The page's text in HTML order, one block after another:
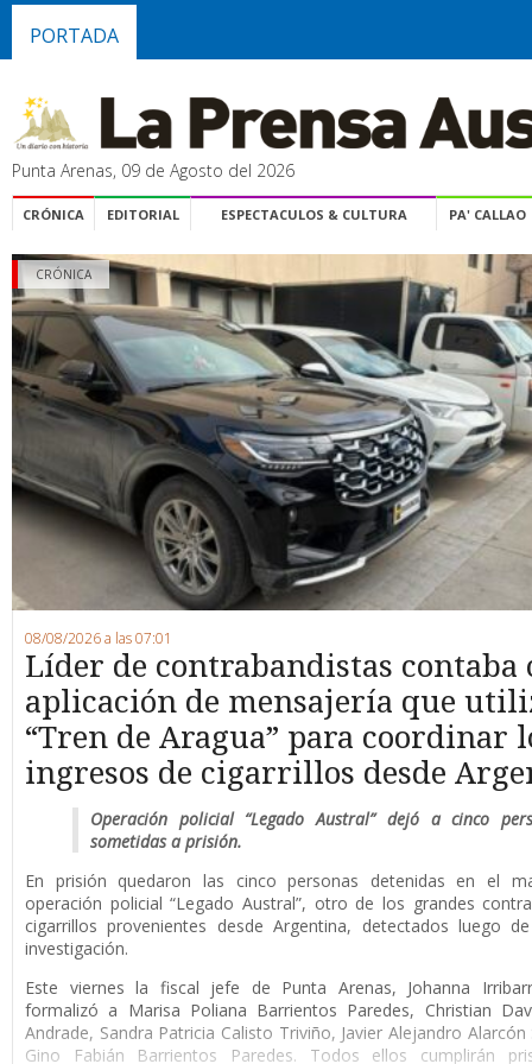
PORTADA
Punta Arenas, 09 de Agosto del 2026
CRÓNICA EDITORIAL ESPECTACULOS & CULTURA PA' CALLAO
CRÓNICA
08/08/2026 a las 07:01
Líder de contrabandistas contaba
aplicación de mensajería que
“Tren de Aragua” para coordinar
ingresos de cigarrillos desde
Operación policial “Legado Austral” dejó a cinco
sometidas a prisión.
En prisión quedaron las cinco personas detenidas en el
operación policial “Legado Austral”, otro de los grandes
cigarrillos provenientes desde Argentina, detectados luego
investigación.
Este viernes la fiscal jefe de Punta Arenas, Johanna
formalizó a Marisa Poliana Barrientos Paredes, Christian
Andrade, Sandra Patricia Calisto Triviño, Javier Alejandro Alarcón
Gino Fabián Barrientos Paredes. Todos ellos cumplirán